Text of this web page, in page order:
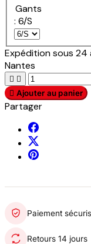
Gants
: 6/S
Expédition sous
Nantes
 
 Ajouter au panier
Partager
Paiement
Retours 14 jours